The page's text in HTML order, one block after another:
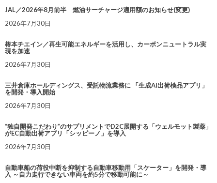
JAL／2026年8月前半 燃油サーチャージ適用額のお知らせ(変更)
2026年7月30日
椿本チエイン／再生可能エネルギーを活用し、カーボンニュートラル実
現を加速
2026年7月30日
三井倉庫ホールディングス、受託物流業務に 「生成AI出荷検品アプリ」
を開発・導入開始
2026年7月30日
“独自開発こだわり”のサプリメントでD2C展開する「ウェルモット製薬」
がEC自動出荷アプリ「シッピーノ」を導入
2026年7月30日
自動車船の荷役中断を抑制する自動車移動用「スケーター」を開発・導
入 ～自力走行できない車両を約5分で移動可能に～